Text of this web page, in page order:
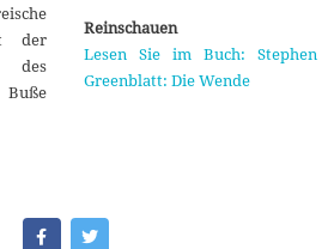
der
des
Reinschauen
Lesen Sie im Buch: Stephen
Greenblatt: Die Wende